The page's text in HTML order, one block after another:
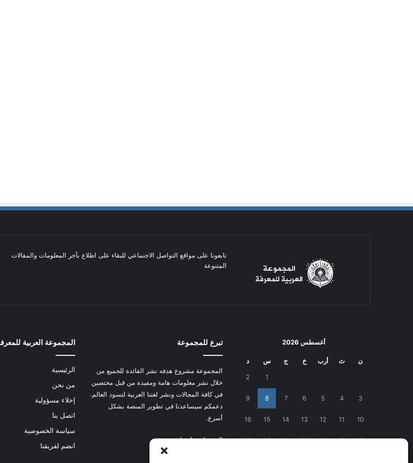
تابعونا على مواقع التواصل الاجتماعي للبقاء على اطلاع بآخر المعلومات والمقالات
المتنوعة
أغسطس 2026
ن ث أرب خ ج س د
1
2
3
4
5
6
7
8
9
10
11
12
13
14
15
16
17
18
19
20
21
22
23
تبرع للمجموعة
المجموعة مشروع هدفه نشر الفائدة للجميع من
خلال نشر معلومات هامة ومفيدة من قبل مختصين
في كافة المجالات ونشر لغتنا العربية لتسود العالم.
دعمكم سيساعدنا في تطوير المنصة بشكل
أسرع.
للتبرعاضغط هنا
المجموعة العربية
الرئيسية
من نحن
إخلاء مسؤولية
اتصل بنا
سياسة الخصوصية
انضم لفريقنا